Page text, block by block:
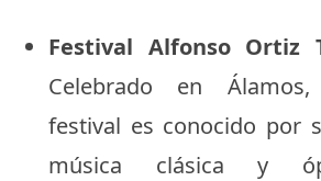
Festival Alfonso Ortiz
Celebrado en
festival es conocido por
música clásica y